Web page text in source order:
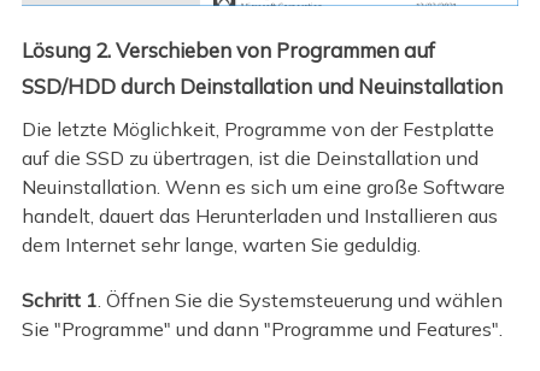
Lösung 2. Verschieben von Programmen auf
SSD/HDD durch Deinstallation und Neuinstallation
Die letzte Möglichkeit, Programme von der Festplatte
auf die SSD zu übertragen, ist die Deinstallation und
Neuinstallation. Wenn es sich um eine große Software
handelt, dauert das Herunterladen und Installieren aus
dem Internet sehr lange, warten Sie geduldig.
Schritt 1. Öffnen Sie die Systemsteuerung und wählen
Sie "Programme" und dann "Programme und Features".